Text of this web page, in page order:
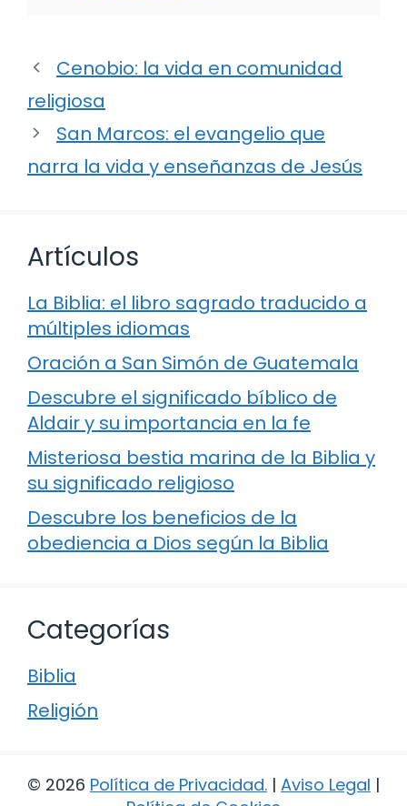
Cenobio: la vida en comunidad
religiosa
San Marcos: el evangelio que
narra la vida y enseñanzas de Jesús
Artículos
La Biblia: el libro sagrado traducido a
múltiples idiomas
Oración a San Simón de Guatemala
Descubre el significado bíblico de
Aldair y su importancia en la fe
Misteriosa bestia marina de la Biblia y
su significado religioso
Descubre los beneficios de la
obediencia a Dios según la Biblia
Categorías
Biblia
Religión
© 2026 Política de Privacidad. | Aviso Legal |